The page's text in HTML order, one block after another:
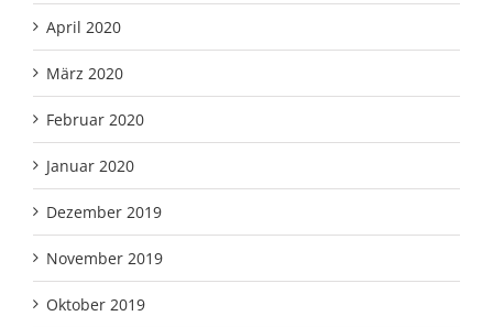
April 2020
März 2020
Februar 2020
Januar 2020
Dezember 2019
November 2019
Oktober 2019